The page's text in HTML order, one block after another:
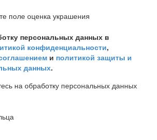
поле оценка украшения
персональных данных в
конфиденциальности,
и политикой защиты и
данных.
на обработку персональных данных